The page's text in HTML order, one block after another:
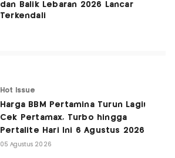
dan Balik Lebaran 2026 Lancar
Terkendali
Hot Issue
Harga BBM Pertamina Turun Lagi!
Cek Pertamax, Turbo hingga
Pertalite Hari Ini 6 Agustus 2026
05 Agustus 2026